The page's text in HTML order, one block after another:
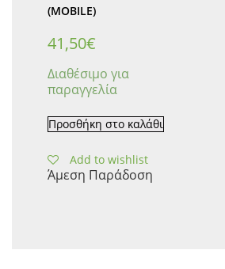
(MOBILE)
41,50€
Διαθέσιμο για
παραγγελία
Προσθήκη στο καλάθι
Add to wishlist
Άμεση Παράδοση